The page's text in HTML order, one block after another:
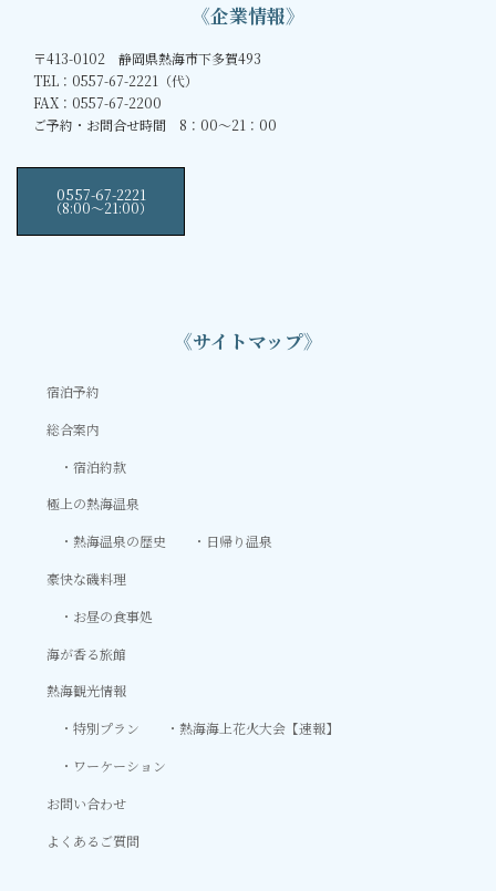
《企業情報》
〒413-0102 静岡県熱海市下多賀493
TEL：0557-67-2221（代）
FAX：0557-67-2200
ご予約・お問合せ時間 8：00～21：00
0557-67-2221
（8:00〜21:00）
《サイトマップ》
宿泊予約
総合案内
宿泊約款
極上の熱海温泉
熱海温泉の歴史
日帰り温泉
豪快な磯料理
お昼の食事処
海が香る旅館
熱海観光情報
特別プラン
熱海海上花火大会【速報】
ワーケーション
お問い合わせ
よくあるご質問